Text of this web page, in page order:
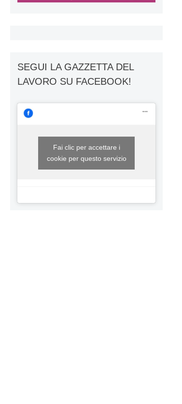
SEGUI LA GAZZETTA DEL
LAVORO SU FACEBOOK!
Fai clic per accettare i
cookie per questo servizio